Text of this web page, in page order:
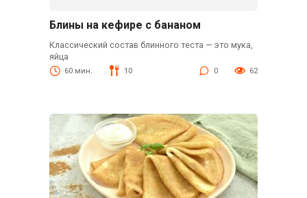
Блины на кефире с бананом
Классический состав блинного теста — это мука,
яйца
60 мин. 10 0 62